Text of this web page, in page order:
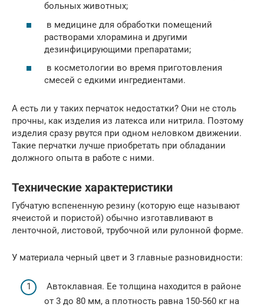
больных животных;
в медицине для обработки помещений
растворами хлорамина и другими
дезинфицирующими препаратами;
в косметологии во время приготовления
смесей с едкими ингредиентами.
А есть ли у таких перчаток недостатки? Они не столь
прочны, как изделия из латекса или нитрила. Поэтому
изделия сразу рвутся при одном неловком движении.
Такие перчатки лучше приобретать при обладании
должного опыта в работе с ними.
Технические характеристики
Губчатую вспененную резину (которую еще называют
ячеистой и пористой) обычно изготавливают в
ленточной, листовой, трубочной или рулонной форме.
У материала черный цвет и 3 главные разновидности:
Автоклавная. Ее толщина находится в районе
от 3 до 80 мм, а плотность равна 150-560 кг на